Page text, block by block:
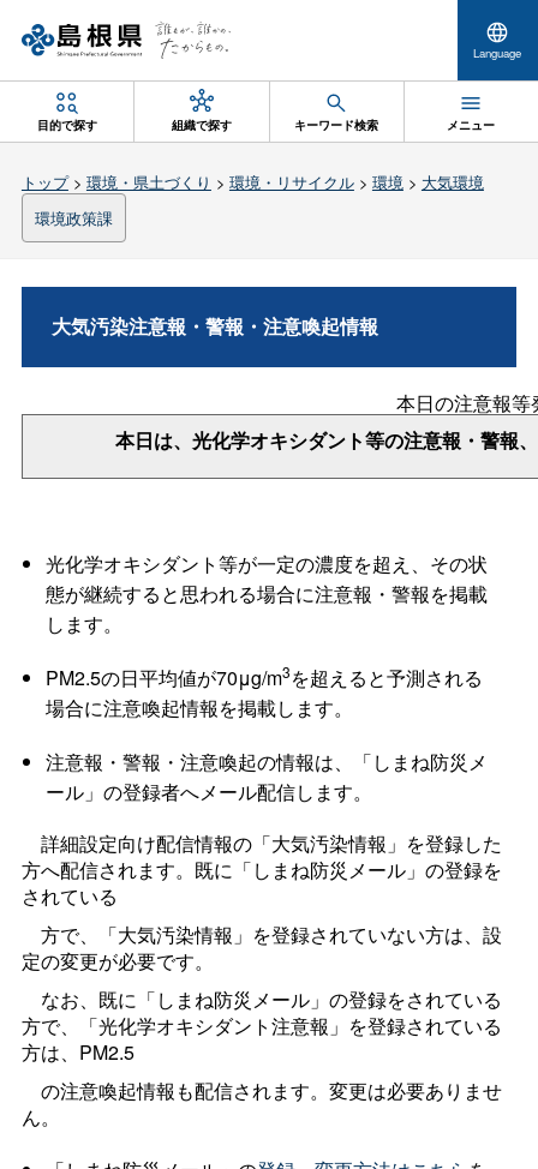
Language
目的で探す 組織で探す キーワード検索 メニュー
トップ> 環境・県土づくり > 環境・リサイクル> 環境> 大気環境
環境政策課
大気汚染注意報・警報・注意喚起情報
本日の注意報等
本日は、光化学オキシダント等の注意報・警報
光化学オキシダント等が一定の濃度を超え、その状
態が継続すると思われる場合に注意報・警報を掲載
します。
PM2.5の日平均値が70μg/m3を超えると予測される
場合に注意喚起情報を掲載します。
注意報・警報・注意喚起の情報は、「しまね防災メ
ール」の登録者へメール配信します。
詳細設定向け配信情報の「大気汚染情報」を登録した
方へ配信されます。既に「しまね防災メール」の登録を
されている
方で、「大気汚染情報」を登録されていない方は、設
定の変更が必要です。
なお、既に「しまね防災メール」の登録をされている
方で、「光化学オキシダント注意報」を登録されている
方は、PM2.5
の注意喚起情報も配信されます。変更は必要ありませ
ん。